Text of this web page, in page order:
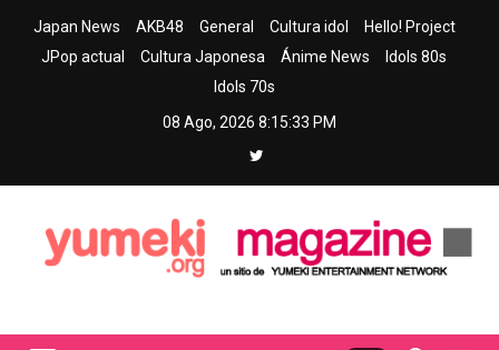
Japan News AKB48 General Cultura idol
Hello! Project
JPop actual
Cultura Japonesa Ánime News
Idols 80s
Idols 70s
08 Ago, 2026 8:15:34 PM